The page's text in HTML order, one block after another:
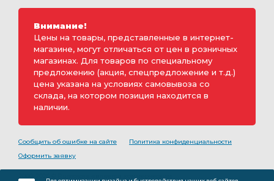
Внимание!
Цены на товары, представленные в интернет-
магазине, могут отличаться от цен в розничных
магазинах. Для товаров по специальному
предложению (акция, спецпредложение и т.д.)
цена указана на условиях самовывоза со
склада, на котором позиция находится в
наличии.
Сообщить об ошибке на сайте
Политика конфиденциальности
Оформить заявку